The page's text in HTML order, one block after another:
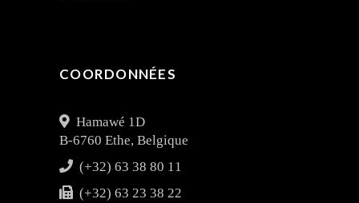
COORDONNÉES
Hamawé 1D
B-6760 Ethe, Belgique
(+32) 63 38 80 11
(+32) 63 23 38 22